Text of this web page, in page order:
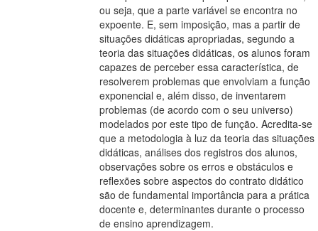
ou seja, que a parte variável se encontra no
expoente. E, sem imposição, mas a partir de
situações didáticas apropriadas, segundo a
teoria das situações didáticas, os alunos foram
capazes de perceber essa característica, de
resolverem problemas que envolviam a função
exponencial e, além disso, de inventarem
problemas (de acordo com o seu universo)
modelados por este tipo de função. Acredita-se
que a metodologia à luz da teoria das situações
didáticas, análises dos registros dos alunos,
observações sobre os erros e obstáculos e
reflexões sobre aspectos do contrato didático
são de fundamental importância para a prática
docente e, determinantes durante o processo
de ensino aprendizagem.